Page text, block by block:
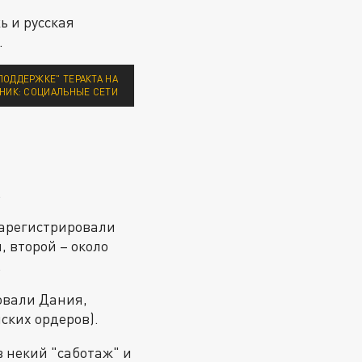
и русская
ТЕРАКТА НА
СОЦИАЛЬНЫЕ СЕТИ
– около
Дания,
ордеров).
некий "саботаж" и